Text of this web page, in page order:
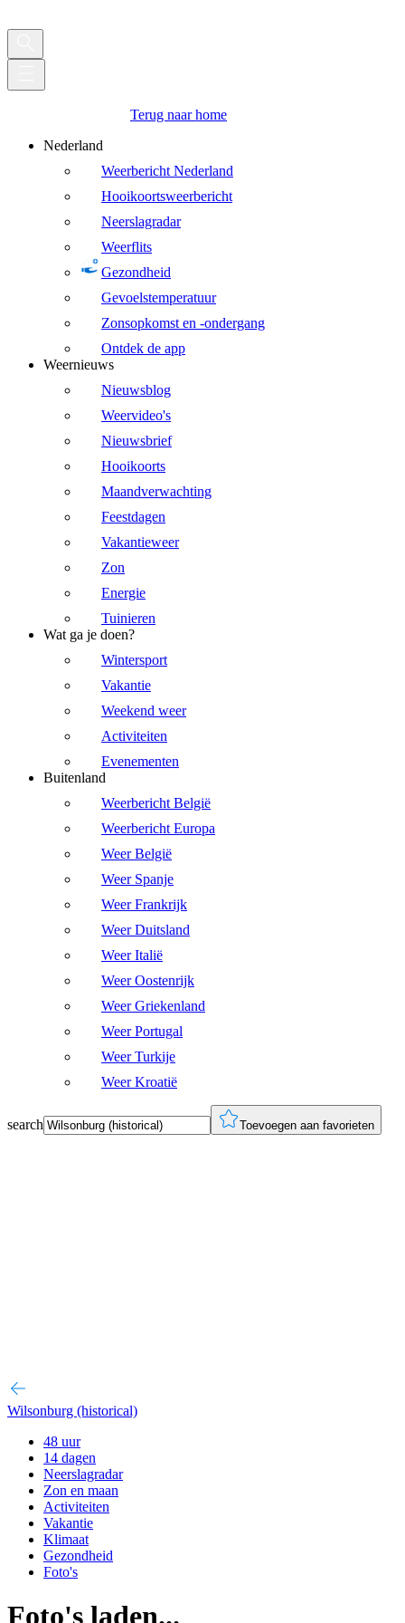
Terug naar home
Nederland
Weerbericht Nederland
Hooikoortsweerbericht
Neerslagradar
Weerflits
Gezondheid
Gevoelstemperatuur
Zonsopkomst en -ondergang
Ontdek de app
Weernieuws
Nieuwsblog
Weervideo's
Nieuwsbrief
Hooikoorts
Maandverwachting
Feestdagen
Vakantieweer
Zon
Energie
Tuinieren
Wat ga je doen?
Wintersport
Vakantie
Weekend weer
Activiteiten
Evenementen
Buitenland
Weerbericht België
Weerbericht Europa
Weer België
Weer Spanje
Weer Frankrijk
Weer Duitsland
Weer Italië
Weer Oostenrijk
Weer Griekenland
Weer Portugal
Weer Turkije
Weer Kroatië
search Toevoegen aan favorieten
Wilsonburg (historical)
48 uur
14 dagen
Neerslagradar
Zon en maan
Activiteiten
Vakantie
Klimaat
Gezondheid
Foto's
Foto's laden...